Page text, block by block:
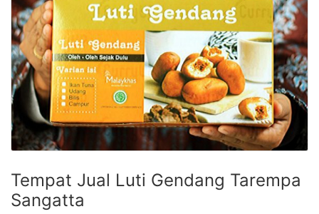
Tempat Jual Luti Gendang Tarempa
Sangatta